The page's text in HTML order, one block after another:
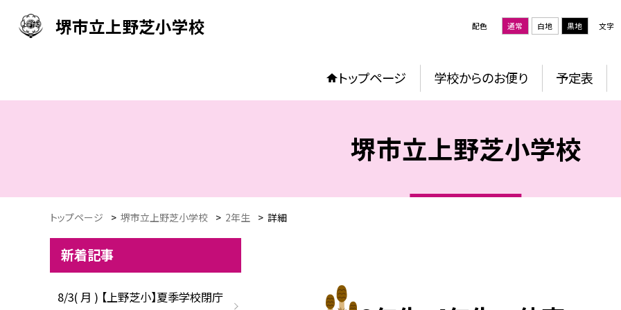
堺市立上野芝小学校 配色 通常 白地 黒地 文字
トップページ 学校からのお便り 予定表
堺市立上野芝小学校
トップページ > 堺市立上野芝小学校 > 2年生 > 詳細
新着記事
8/3( 月 ) 【上野芝小】夏季学校閉庁